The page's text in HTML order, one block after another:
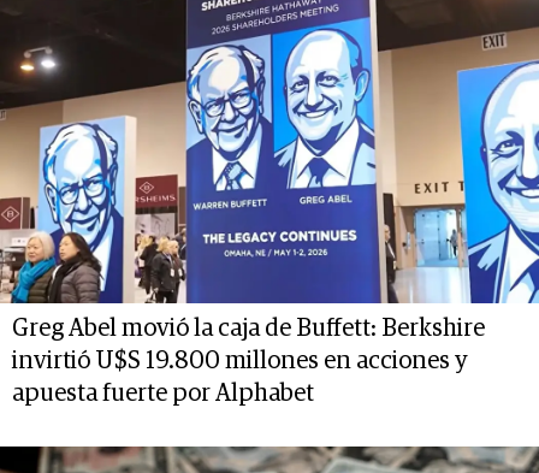
Greg Abel movió la caja de Buffett: Berkshire
invirtió U$S 19.800 millones en acciones y
apuesta fuerte por Alphabet